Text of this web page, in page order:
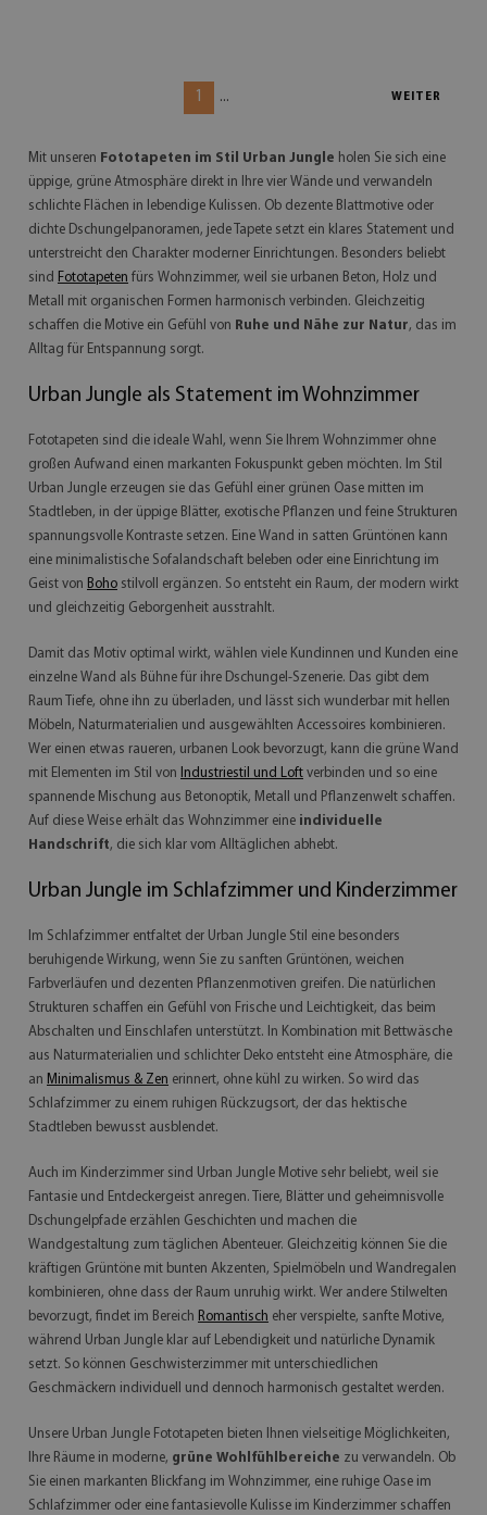
1 ... WEITER
Mit unseren Fototapeten im Stil Urban Jungle holen Sie sich eine
üppige, grüne Atmosphäre direkt in Ihre vier Wände und verwandeln
schlichte Flächen in lebendige Kulissen. Ob dezente Blattmotive oder
dichte Dschungelpanoramen, jede Tapete setzt ein klares Statement und
unterstreicht den Charakter moderner Einrichtungen. Besonders beliebt
sind Fototapeten fürs Wohnzimmer, weil sie urbanen Beton, Holz und
Metall mit organischen Formen harmonisch verbinden. Gleichzeitig
schaffen die Motive ein Gefühl von Ruhe und Nähe zur Natur, das im
Alltag für Entspannung sorgt.
Urban Jungle als Statement im Wohnzimmer
Fototapeten sind die ideale Wahl, wenn Sie Ihrem Wohnzimmer ohne
großen Aufwand einen markanten Fokuspunkt geben möchten. Im Stil
Urban Jungle erzeugen sie das Gefühl einer grünen Oase mitten im
Stadtleben, in der üppige Blätter, exotische Pflanzen und feine Strukturen
spannungsvolle Kontraste setzen. Eine Wand in satten Grüntönen kann
eine minimalistische Sofalandschaft beleben oder eine Einrichtung im
Geist von Boho stilvoll ergänzen. So entsteht ein Raum, der modern wirkt
und gleichzeitig Geborgenheit ausstrahlt.
Damit das Motiv optimal wirkt, wählen viele Kundinnen und Kunden eine
einzelne Wand als Bühne für ihre Dschungel-Szenerie. Das gibt dem
Raum Tiefe, ohne ihn zu überladen, und lässt sich wunderbar mit hellen
Möbeln, Naturmaterialien und ausgewählten Accessoires kombinieren.
Wer einen etwas raueren, urbanen Look bevorzugt, kann die grüne Wand
mit Elementen im Stil von Industriestil und Loft verbinden und so eine
spannende Mischung aus Betonoptik, Metall und Pflanzenwelt schaffen.
Auf diese Weise erhält das Wohnzimmer eine individuelle
Handschrift, die sich klar vom Alltäglichen abhebt.
Urban Jungle im Schlafzimmer und Kinderzimmer
Im Schlafzimmer entfaltet der Urban Jungle Stil eine besonders
beruhigende Wirkung, wenn Sie zu sanften Grüntönen, weichen
Farbverläufen und dezenten Pflanzenmotiven greifen. Die natürlichen
Strukturen schaffen ein Gefühl von Frische und Leichtigkeit, das beim
Abschalten und Einschlafen unterstützt. In Kombination mit Bettwäsche
aus Naturmaterialien und schlichter Deko entsteht eine Atmosphäre, die
an Minimalismus & Zen erinnert, ohne kühl zu wirken. So wird das
Schlafzimmer zu einem ruhigen Rückzugsort, der das hektische
Stadtleben bewusst ausblendet.
Auch im Kinderzimmer sind Urban Jungle Motive sehr beliebt, weil sie
Fantasie und Entdeckergeist anregen. Tiere, Blätter und geheimnisvolle
Dschungelpfade erzählen Geschichten und machen die
Wandgestaltung zum täglichen Abenteuer. Gleichzeitig können Sie die
kräftigen Grüntöne mit bunten Akzenten, Spielmöbeln und Wandregalen
kombinieren, ohne dass der Raum unruhig wirkt. Wer andere Stilwelten
bevorzugt, findet im Bereich Romantisch eher verspielte, sanfte Motive,
während Urban Jungle klar auf Lebendigkeit und natürliche Dynamik
setzt. So können Geschwisterzimmer mit unterschiedlichen
Geschmäckern individuell und dennoch harmonisch gestaltet werden.
Unsere Urban Jungle Fototapeten bieten Ihnen vielseitige Möglichkeiten,
Ihre Räume in moderne, grüne Wohlfühlbereiche zu verwandeln. Ob
Sie einen markanten Blickfang im Wohnzimmer, eine ruhige Oase im
Schlafzimmer oder eine fantasievolle Kulisse im Kinderzimmer schaffen